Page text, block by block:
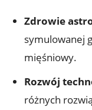
Zdrowie
symulowanej
mięśniowy.
Rozwój‍
różnych